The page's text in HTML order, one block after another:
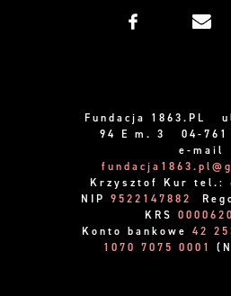
Fundacja 1863.PL
94 E m. 3 04-761
e-mail
Krzysztof Kur tel.:
NIP 9522147882
KRS
Konto bankowe 42
1070 7075 0001